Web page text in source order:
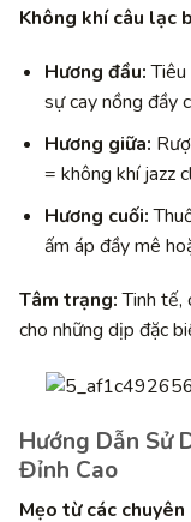
Không khí câu lạc
Hương đầu:Tiêu
sự cay nồng đầy
Hương giữa:
= không khí jazz
Hương cuối:
ấm áp đầy mê
Tâm trạng:Tinh tế,
cho những dịp đặc
Hướng Dẫn Sử
Đỉnh Cao
Mẹo từ các